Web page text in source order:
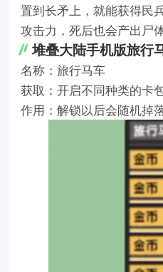
置到长矛上，就能获得民
攻击力，死后也会产出尸体
堆叠大陆手机版旅行
名称：旅行马车
获取：开启不同种类的卡
作用：解锁以后会随机掉